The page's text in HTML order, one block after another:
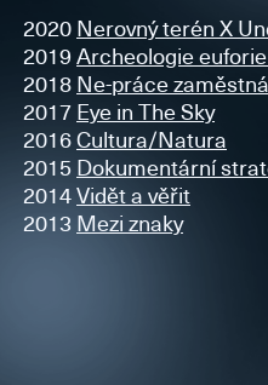
2020 Nerovný terén X
2019 Archeologie
2018 Ne-práce
2017 Eye in The Sky
2016Cultura/Natura
2015 Dokumentární
2014Vidět a věřit
2013 Mezi znaky